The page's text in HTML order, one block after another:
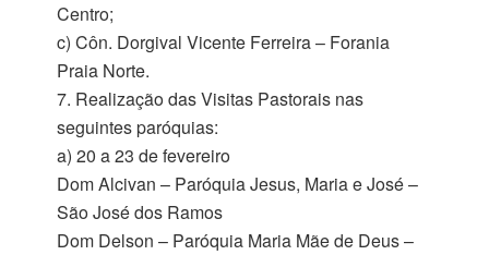
Centro;
c) Côn. Dorgival Vicente Ferreira – Forania
Praia Norte.
Realização das Visitas Pastorais nas
seguintes paróquias:
a) 20 a 23 de fevereiro
Dom Alcivan – Paróquia Jesus, Maria e José –
São José dos Ramos
Dom Delson – Paróquia Maria Mãe de Deus –